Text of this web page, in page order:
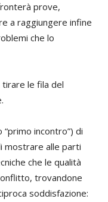
prove,
a raggiungere infine
che lo
tirare le fila del
incontro”) di
mostrare alle parti
che le qualità
trovandone
soddisfazione: